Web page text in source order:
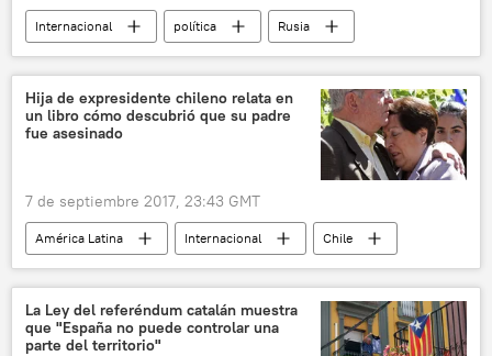
Internacional política
Rusia
América del Norte
EEUU
Serguéi Kisliak
El registro de las sedes diplomáticas rusas
Hija de expresidente chileno relata en
un libro cómo descubrió que su padre
fue asesinado
7 de septiembre 2017, 23:43 GMT
América Latina Internacional
Chile
Augusto Pinochet
Eduardo Frei
libros
noticias
La Ley del referéndum catalán muestra
que "España no puede controlar una
parte del territorio"